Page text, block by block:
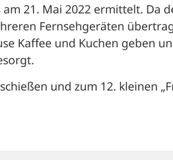
21. Mai 2022 ermittelt. Da
Fernsehgeräten
Kaffee und Kuchen geben
und zum 12. kleinen